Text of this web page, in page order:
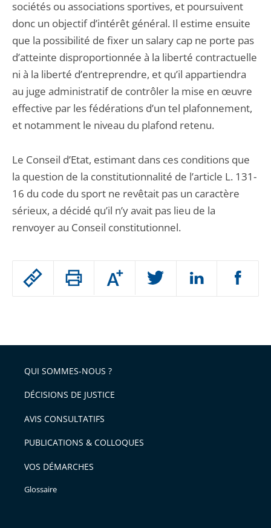
Passer
arriver
après
Augmenter
ou
l'article
pour
avant
sociétés ou associations sportives, et poursuivent
donc un objectif d’intérêt général. Il estime ensuite
que la possibilité de fixer un salary cap ne porte pas
d’atteinte disproportionnée à la liberté contractuelle
ni à la liberté d’entreprendre, et qu’il appartiendra
au juge administratif de contrôler la mise en œuvre
effective par les fédérations d’un tel plafonnement,
et notamment le niveau du plafond retenu.
Le Conseil d’Etat, estimant dans ces conditions que
la question de la constitutionnalité de l’article L. 131-
16 du code du sport ne revêtait pas un caractère
sérieux, a décidé qu’il n’y avait pas lieu de la
renvoyer au Conseil constitutionnel.
QUI SOMMES-NOUS ?
DÉCISIONS DE JUSTICE
AVIS CONSULTATIFS
PUBLICATIONS & COLLOQUES
VOS DÉMARCHES
Glossaire